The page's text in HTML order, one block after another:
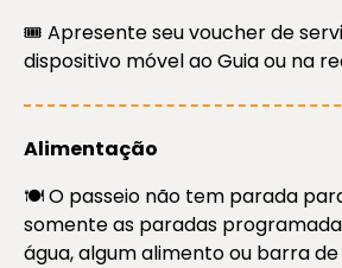
🎟️ Apresente seu voucher de
dispositivo móvel ao Guia ou na
Alimentação
🍽️ O passeio não tem parada
somente as paradas
água, algum alimento ou barra